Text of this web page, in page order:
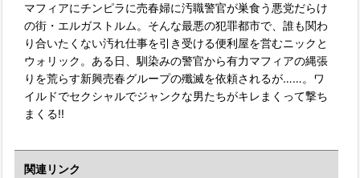
マフィアにチンピラに売春婦に汚職警官が巣食う悪党だらけ
の街・エルガストルム。そんな最悪の犯罪都市で、誰も関わ
り合いたくない汚れ仕事を引き受ける便利屋を営むニックと
ウォリック。ある日、馴染みの警官から有力マフィアの縄張
りを荒らす新興売春グループの殲滅を依頼されるが……。ワ
イルドでセクシャルでジャンクな男たちがキレまくって撃ち
まくる!!
関連リンク